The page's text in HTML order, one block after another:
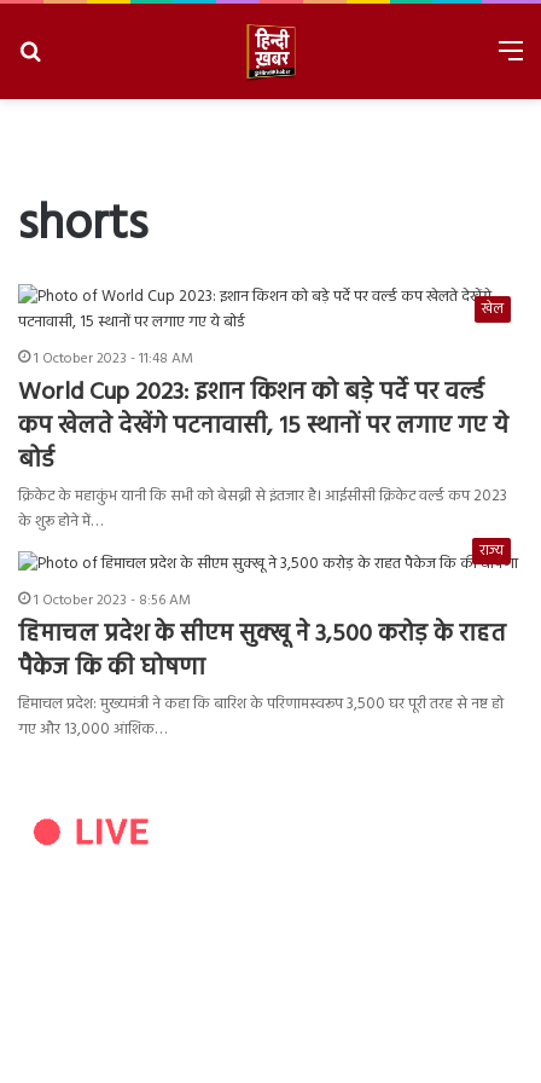
shorts
खेल
1 October 2023 - 11:48 AM
World Cup 2023: इशान किशन को बड़े पर्दे पर वर्ल्ड
कप खेलते देखेंगे पटनावासी, 15 स्थानों पर लगाए गए ये
बोर्ड
क्रिकेट के महाकुंभ यानी कि सभी को बेसब्री से इंतजार है। आईसीसी क्रिकेट वर्ल्ड कप 2023
के शुरू होने में…
राज्य
1 October 2023 - 8:56 AM
हिमाचल प्रदेश के सीएम सुक्खू ने 3,500 करोड़ के राहत
पैकेज कि की घोषणा
हिमाचल प्रदेश: मुख्यमंत्री ने कहा कि बारिश के परिणामस्वरूप 3,500 घर पूरी तरह से नष्ट हो
गए और 13,000 आंशिक…